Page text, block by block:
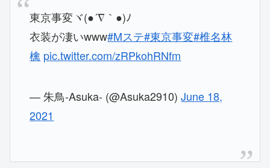
東京事変ヾ(●´∇｀●)ﾉ
衣装が凄いwww#Mステ#東京事変#椎名林
檎 pic.twitter.com/zRPkohRNfm
— 朱鳥-Asuka- (@Asuka2910)June 18,
2021